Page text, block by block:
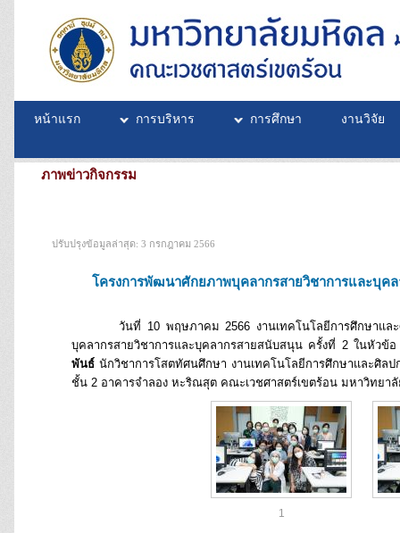
หน้าแรก การบริหาร การศึกษา งานวิจัย
ภาพข่าวกิจกรรม
ปรับปรุงข้อมูลล่าสุด: 3 กรกฎาคม 2566
โครงการพัฒนาศักยภาพบุคลากรสายวิชาการและบุค
วันที่ 10 พฤษภาคม 2566 งานเทคโนโลยีการศึกษาและศิ
บุคลากรสายวิชาการและบุคลากรสายสนับสนุน ครั้งที่ 2 ในหัวข้อ
พันธ์ นักวิชาการโสตทัศนศึกษา งานเทคโนโลยีการศึกษาและศิล
ชั้น 2 อาคารจำลอง หะริณสุต คณะเวชศาสตร์เขตร้อน มหาวิทยา
1